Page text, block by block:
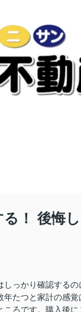
！ 後悔
っかり確認する
たつと家計の感
ろです。購入後